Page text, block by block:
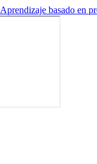
Aprendizaje basado en